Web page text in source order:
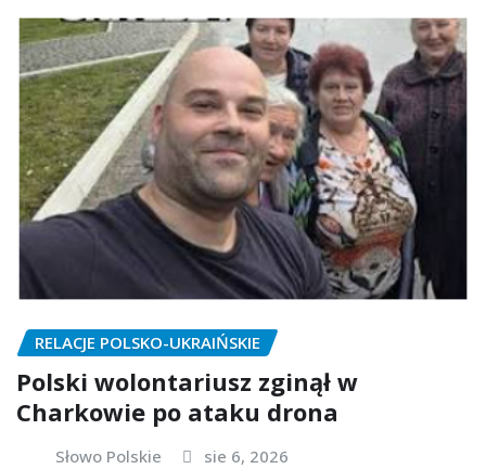
RELACJE POLSKO-UKRAIŃSKIE
Polski wolontariusz zginął w
Charkowie po ataku drona
Słowo Polskie sie 6, 2026